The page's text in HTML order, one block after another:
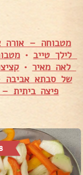
מטבוחה – אורה
לילך טייב •
לאה מאיר •
של סבתא אביבה
פיצה ביתית – Shaindy Bleier-Cohen